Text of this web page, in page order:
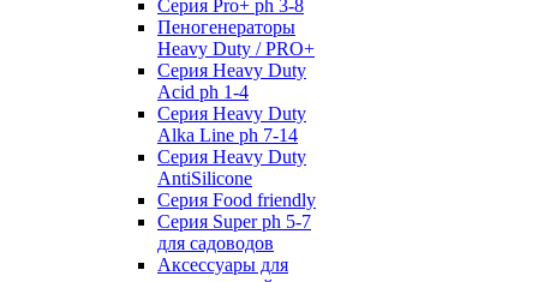
Серия Pro+ ph 3-8
Пеногенераторы
Heavy Duty / PRO+
Серия Heavy Duty
Acid ph 1-4
Серия Heavy Duty
Alka Line ph 7-14
Серия Heavy Duty
AntiSilicone
Серия Food friendly
Серия Super ph 5-7
для садоводов
Аксессуары для